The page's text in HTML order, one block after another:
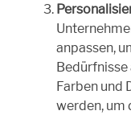
anpassen,
Bedürfnisse
Farben und
werden, um